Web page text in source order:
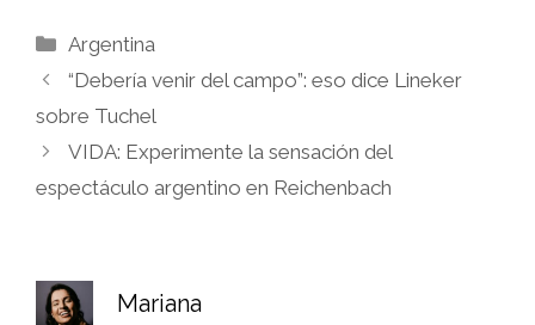
Categorías
Argentina
“Debería venir del campo”: eso dice Lineker
sobre Tuchel
VIDA: Experimente la sensación del
espectáculo argentino en Reichenbach
Mariana